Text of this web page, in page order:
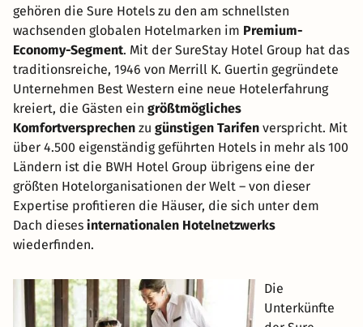
gehören die Sure Hotels zu den am schnellsten
wachsenden globalen Hotelmarken im Premium-
Economy-Segment. Mit der SureStay Hotel Group hat das
traditionsreiche, 1946 von Merrill K. Guertin gegründete
Unternehmen Best Western eine neue Hotelerfahrung
kreiert, die Gästen ein größtmögliches
Komfortversprechen zu günstigen Tarifen verspricht. Mit
über 4.500 eigenständig geführten Hotels in mehr als 100
Ländern ist die BWH Hotel Group übrigens eine der
größten Hotelorganisationen der Welt – von dieser
Expertise profitieren die Häuser, die sich unter dem
Dach dieses internationalen Hotelnetzwerks
wiederfinden.
Die
Unterkünfte